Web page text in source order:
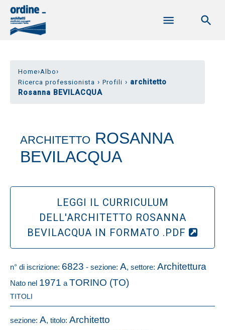
Home›Albo›
Ricerca professionista › Profili › architetto
Rosanna BEVILACQUA
ARCHITETTO ROSANNA
BEVILACQUA
LEGGI IL CURRICULUM
DELL'ARCHITETTO ROSANNA
BEVILACQUA IN FORMATO .PDF
n° di iscrizione: 6823 - sezione: A, settore: Architettura
Nato nel 1971 a TORINO (TO)
TITOLI
sezione: A, titolo: Architetto